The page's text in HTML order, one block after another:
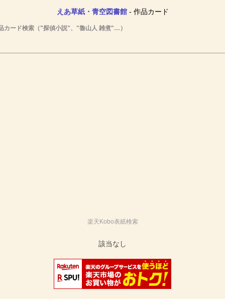
えあ草紙・青空図書館- 作品カード
カード検索（"探偵小説"、"魯山人 雑煮"…）
楽天Kobo表紙検索